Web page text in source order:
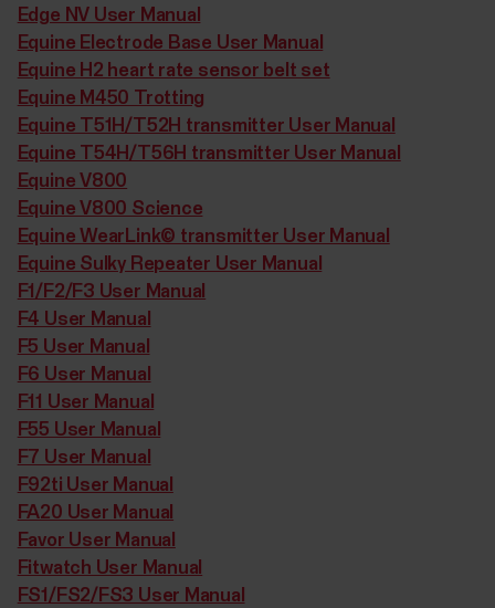
Edge NV User Manual
Equine Electrode Base User Manual
Equine H2 heart rate sensor belt set
Equine M450 Trotting
Equine T51H/T52H transmitter User Manual
Equine T54H/T56H transmitter User Manual
Equine V800
Equine V800 Science
Equine WearLink© transmitter User Manual
Equine Sulky Repeater User Manual
F1/F2/F3 User Manual
F4 User Manual
F5 User Manual
F6 User Manual
F11 User Manual
F55 User Manual
F7 User Manual
F92ti User Manual
FA20 User Manual
Favor User Manual
Fitwatch User Manual
FS1/FS2/FS3 User Manual